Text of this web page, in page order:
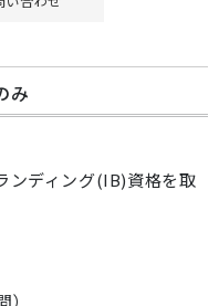
み
ンディング(IB)資格を取